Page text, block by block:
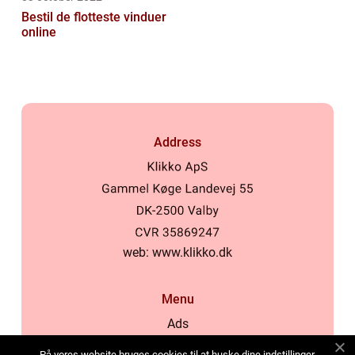
Bestil de flotteste vinduer
online
Address
web: www.klikko.dk
Menu
Ads